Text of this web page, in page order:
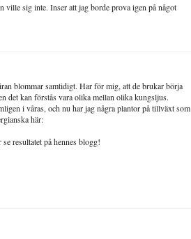
ville sig inte. Inser att jag borde prova igen på något
blommar samtidigt. Har för mig, att de brukar börja
det kan förstås vara olika mellan olika kungsljus.
i våras, och nu har jag några plantor på tillväxt som
här:
resultatet på hennes blogg!